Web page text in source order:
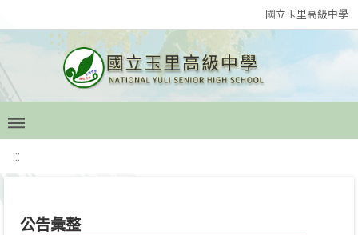
國立玉里高級中學
:::
公告彙整